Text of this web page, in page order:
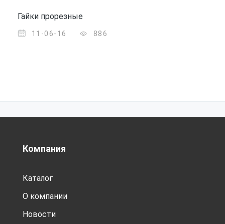
Гайки прорезные
11-06-16 886
Компания
Каталог
О компании
Новости